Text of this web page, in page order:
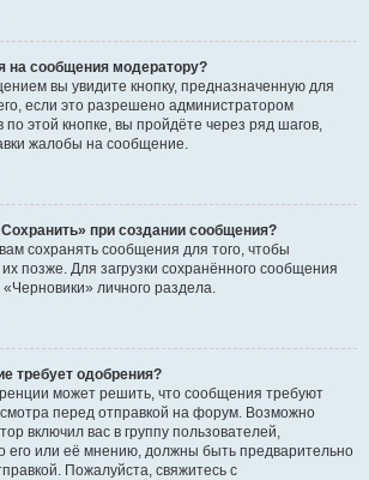
на сообщения модератору?
вы увидите кнопку, предназначенную для
если это разрешено администратором
этой кнопке, вы пройдёте через ряд шагов,
жалобы на сообщение.
при создании сообщения?
сохранять сообщения для того, чтобы
позже. Для загрузки сохранённого сообщения
личного раздела.
требует одобрения?
может решить, что сообщения требуют
перед отправкой на форум. Возможно
включил вас в группу пользователей,
его или её мнению, должны быть предварительно
Пожалуйста, свяжитесь с